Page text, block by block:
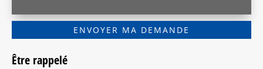
Être rappelé